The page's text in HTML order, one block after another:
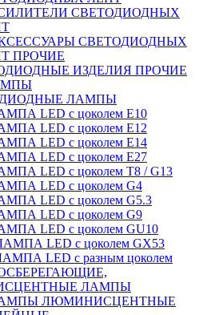
СВЕТОДИОДНЫХ
СВЕТОДИОДНЫХ
ПРОЧИЕ
ИЗДЕЛИЯ ПРОЧИЕ
ЛАМПЫ
LED c цоколем E10
LED c цоколем E12
LED c цоколем E14
LED c цоколем E27
LED c цоколем T8 / G13
LED c цоколем G4
LED c цоколем G5.3
LED c цоколем G9
LED c цоколем GU10
LED c цоколем GX53
LED c разным цоколем
ЛАМПЫ
ЛЮМИНИСЦЕНТНЫЕ